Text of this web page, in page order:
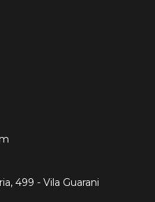
499 - Vila Guarani